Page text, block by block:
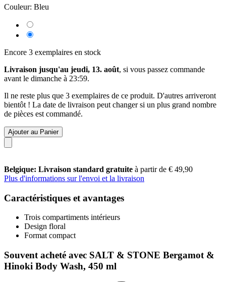
Couleur: Bleu
Encore 3 exemplaires en stock
Livraison jusqu'au jeudi, 13. août, si vous passez commande
avant le dimanche à 23:59.
Il ne reste plus que 3 exemplaires de ce produit. D'autres arriveront
bientôt ! La date de livraison peut changer si un plus grand nombre
de pièces est commandé.
Ajouter au Panier
Belgique: Livraison standard gratuite à partir de € 49,90
Plus d'informations sur l'envoi et la livraison
Caractéristiques et avantages
Trois compartiments intérieurs
Design floral
Format compact
Souvent acheté avec SALT & STONE Bergamot &
Hinoki Body Wash, 450 ml